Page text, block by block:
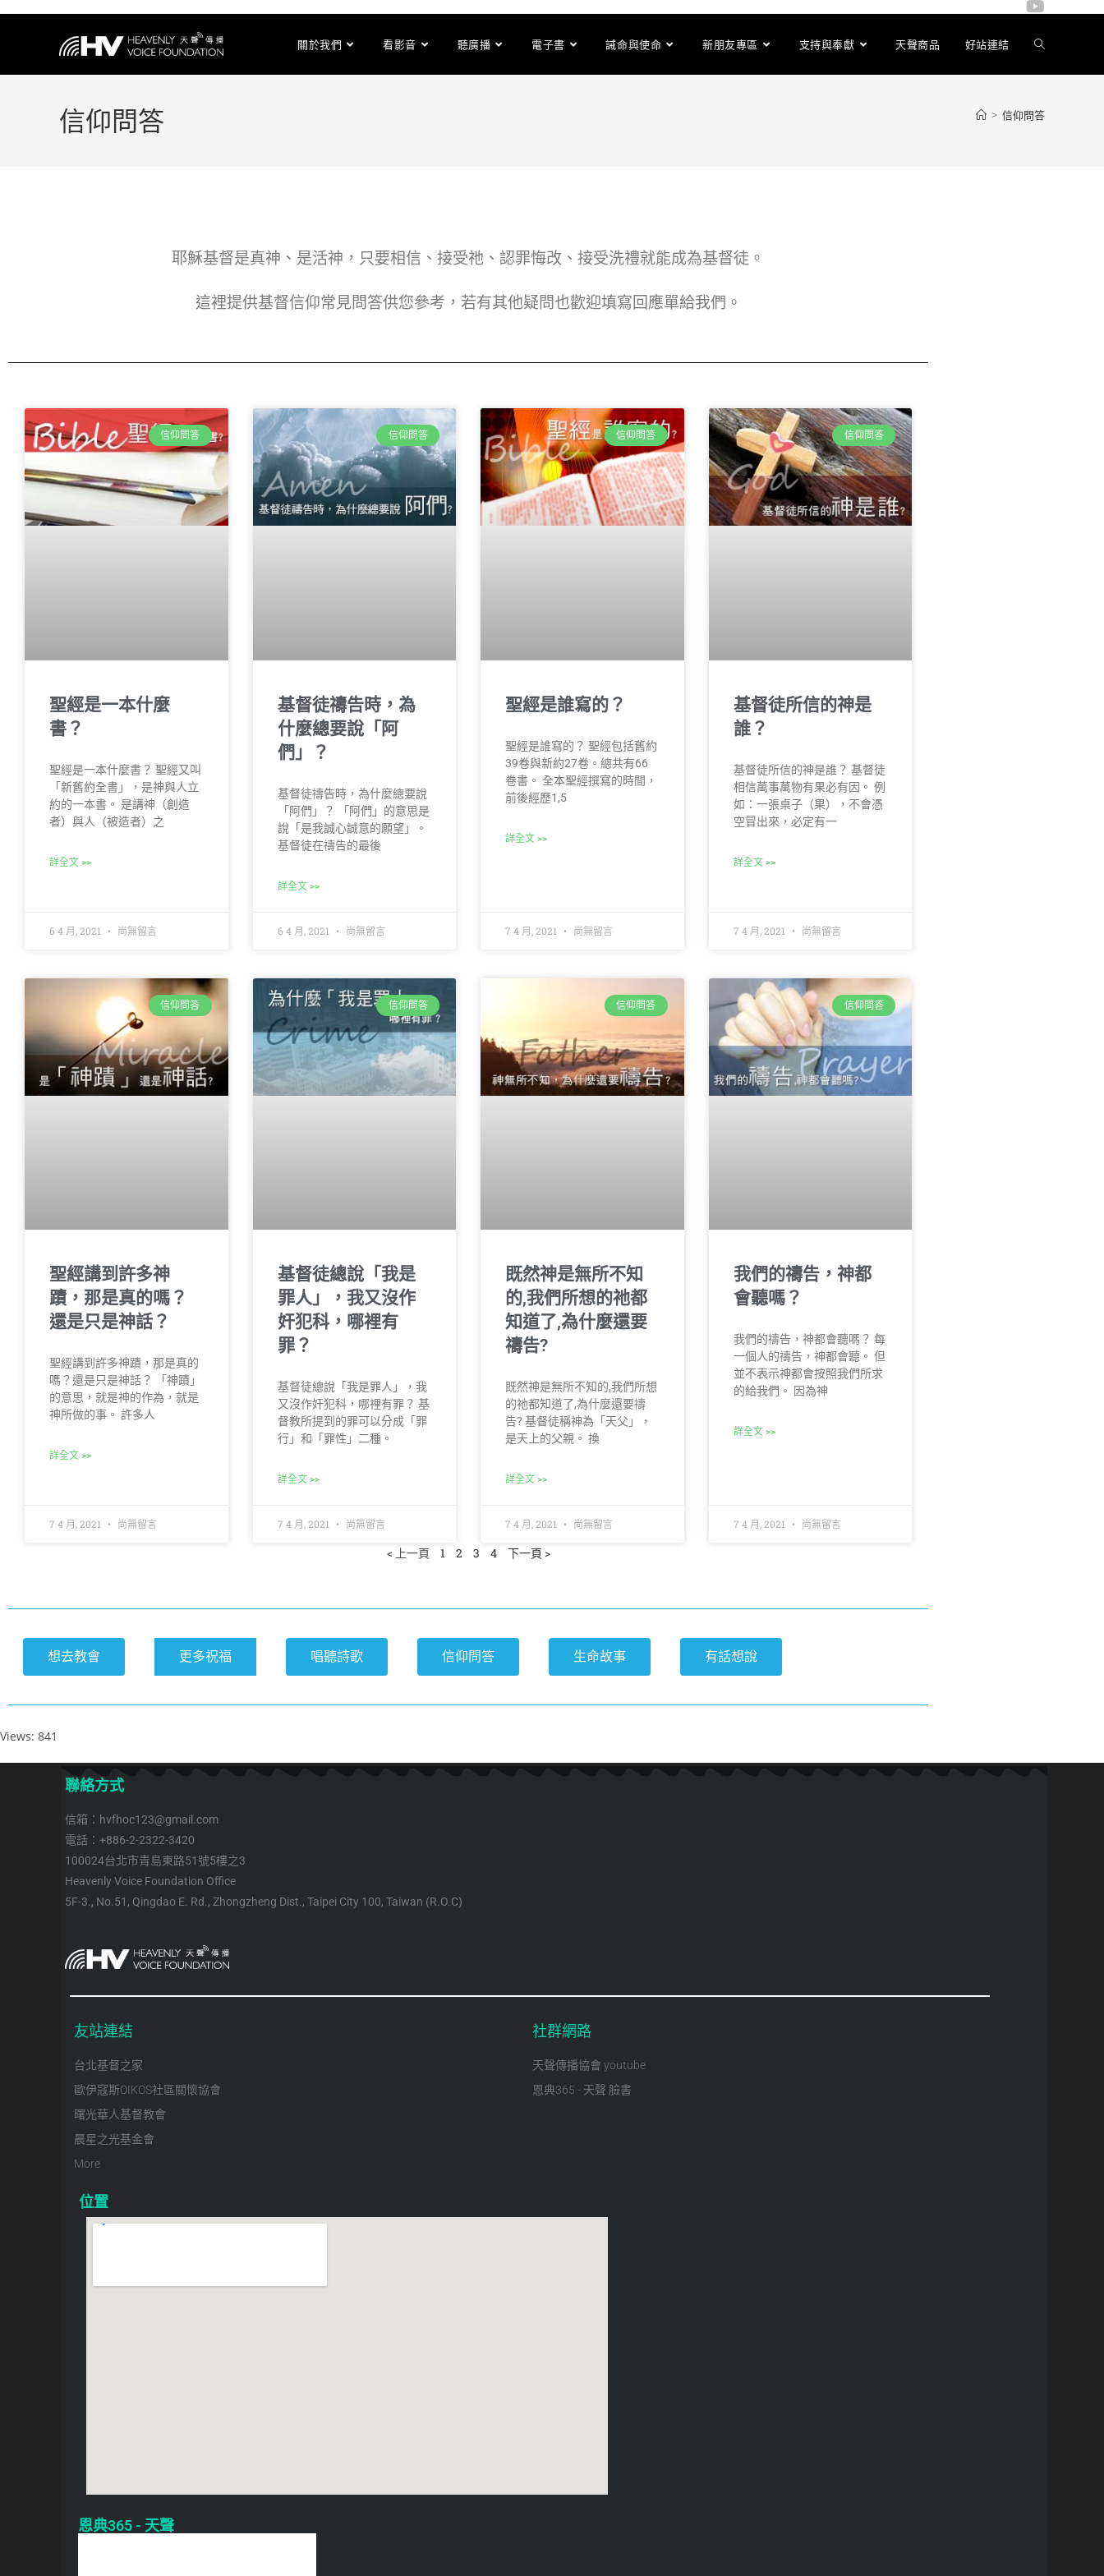
關於我們 看影音 聽廣播 電子書 誡命與使命 新朋友專區 支持與奉獻 天聲商品 好站連結
信仰問答 > 信仰問答
耶穌基督是真神、是活神，只要相信、接受祂、認罪悔改、接受洗禮就能成為基督徒。
這裡提供基督信仰常見問答供您參考，若有其他疑問也歡迎填寫回應單給我們。
信仰問答
聖經是一本什麼
書？
聖經是一本什麼書？ 聖經又叫
「新舊約全書」，是神與人立
約的一本書。 是講神（創造
者）與人（被造者）之
詳全文 >>
6 4 月, 2021 尚無留言
信仰問答
基督徒禱告時，為
什麼總要說「阿
們」？
基督徒禱告時，為什麼總要說
「阿們」？ 「阿們」的意思是
說「是我誠心誠意的願望」。
基督徒在禱告的最後
詳全文 >>
6 4 月, 2021 尚無留言
信仰問答
聖經是誰寫的？
聖經是誰寫的？ 聖經包括舊約
39卷與新約27卷。總共有66
卷書。 全本聖經撰寫的時間，
前後經歷1,5
詳全文 >>
7 4 月, 2021 尚無留言
信仰問答
基督徒所信的神是
誰？
基督徒所信的神是誰？ 基督徒
相信萬事萬物有果必有因。 例
如：一張桌子（果），不會憑
空冒出來，必定有一
詳全文 >>
7 4 月, 2021 尚無留言
信仰問答
聖經講到許多神
蹟，那是真的嗎？
還是只是神話？
聖經講到許多神蹟，那是真的
嗎？還是只是神話？ 「神蹟」
的意思，就是神的作為，就是
神所做的事。 許多人
詳全文 >>
7 4 月, 2021 尚無留言
信仰問答
基督徒總說「我是
罪人」，我又沒作
奸犯科，哪裡有
罪？
基督徒總說「我是罪人」，我
又沒作奸犯科，哪裡有罪？ 基
督教所提到的罪可以分成「罪
行」和「罪性」二種。
詳全文 >>
7 4 月, 2021 尚無留言
信仰問答
既然神是無所不知
的,我們所想的祂都
知道了,為什麼還要
禱告?
既然神是無所不知的,我們所想
的祂都知道了,為什麼還要禱
告? 基督徒稱神為「天父」，
是天上的父親。 換
詳全文 >>
7 4 月, 2021 尚無留言
信仰問答
我們的禱告，神都
會聽嗎？
我們的禱告，神都會聽嗎？ 每
一個人的禱告，神都會聽。 但
並不表示神都會按照我們所求
的給我們。 因為神
詳全文 >>
7 4 月, 2021 尚無留言
< 上一頁 1 2 3 4 下一頁 >
想去教會 更多祝福 唱聽詩歌 信仰問答 生命故事 有話想說
Views: 841
聯絡方式
信箱：hvfhoc123@gmail.com
電話：+886-2-2322-3420
100024台北市青島東路51號5樓之3
Heavenly Voice Foundation Office
5F-3., No.51, Qingdao E. Rd., Zhongzheng Dist., Taipei City 100, Taiwan (R.O.C)
友站連結
台北基督之家
歐伊寇斯OIKOS社區關懷協會
曙光華人基督教會
晨星之光基金會
More
社群網路
天聲傳播協會 youtube
恩典365 - 天聲 臉書
位置
恩典365 - 天聲